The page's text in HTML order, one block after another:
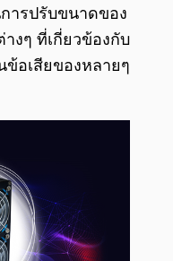
ารปรับขนาดของ
งๆ ที่เกี่ยวข้องกับ
อเสียของหลายๆ